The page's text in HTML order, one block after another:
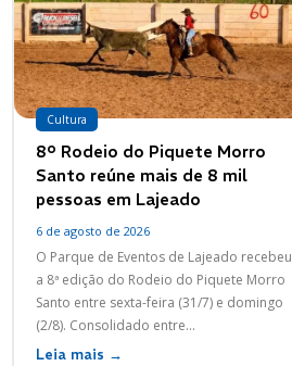
Cultura
8º Rodeio do Piquete Morro
Santo reúne mais de 8 mil
pessoas em Lajeado
6 de agosto de 2026
O Parque de Eventos de Lajeado recebeu
a 8ª edição do Rodeio do Piquete Morro
Santo entre sexta-feira (31/7) e domingo
(2/8). Consolidado entre...
Leia mais →